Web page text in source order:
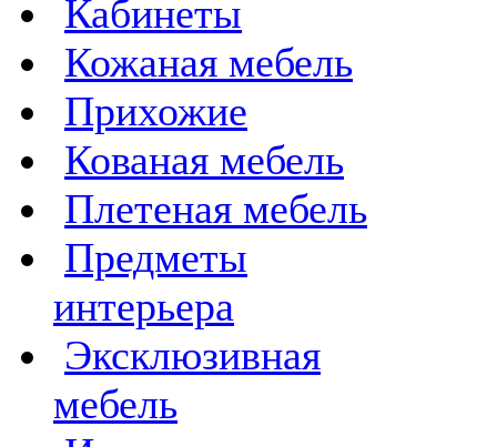
Кабинеты
Кожаная мебель
Прихожие
Кованая мебель
Плетеная мебель
Предметы
интерьера
Эксклюзивная
мебель